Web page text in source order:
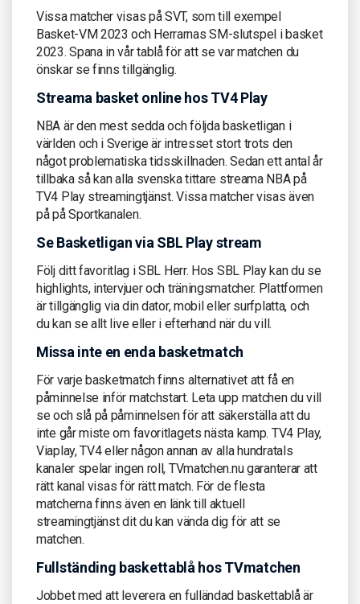
Vissa matcher visas på SVT, som till exempel
Basket-VM 2023 och Herrarnas SM-slutspel i basket
2023. Spana in vår tablå för att se var matchen du
önskar se finns tillgänglig.
Streama basket online hos TV4 Play
NBA är den mest sedda och följda basketligan i
världen och i Sverige är intresset stort trots den
något problematiska tidsskillnaden. Sedan ett antal år
tillbaka så kan alla svenska tittare streama NBA på
TV4 Play streamingtjänst. Vissa matcher visas även
på på Sportkanalen.
Se Basketligan via SBL Play stream
Följ ditt favoritlag i SBL Herr. Hos SBL Play kan du se
highlights, intervjuer och träningsmatcher. Plattformen
är tillgänglig via din dator, mobil eller surfplatta, och
du kan se allt live eller i efterhand när du vill.
Missa inte en enda basketmatch
För varje basketmatch finns alternativet att få en
påminnelse inför matchstart. Leta upp matchen du vill
se och slå på påminnelsen för att säkerställa att du
inte går miste om favoritlagets nästa kamp. TV4 Play,
Viaplay, TV4 eller någon annan av alla hundratals
kanaler spelar ingen roll, TVmatchen.nu garanterar att
rätt kanal visas för rätt match. För de flesta
matcherna finns även en länk till aktuell
streamingtjänst dit du kan vända dig för att se
matchen.
Fullständing baskettablå hos TVmatchen
Jobbet med att leverera en fulländad baskettablå är